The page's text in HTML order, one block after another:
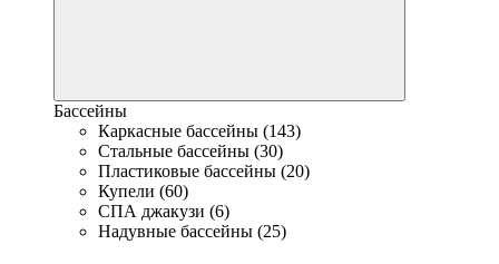
Бассейны
Каркасные бассейны (143)
Стальные бассейны (30)
Пластиковые бассейны (20)
Купели (60)
СПА джакузи (6)
Надувные бассейны (25)